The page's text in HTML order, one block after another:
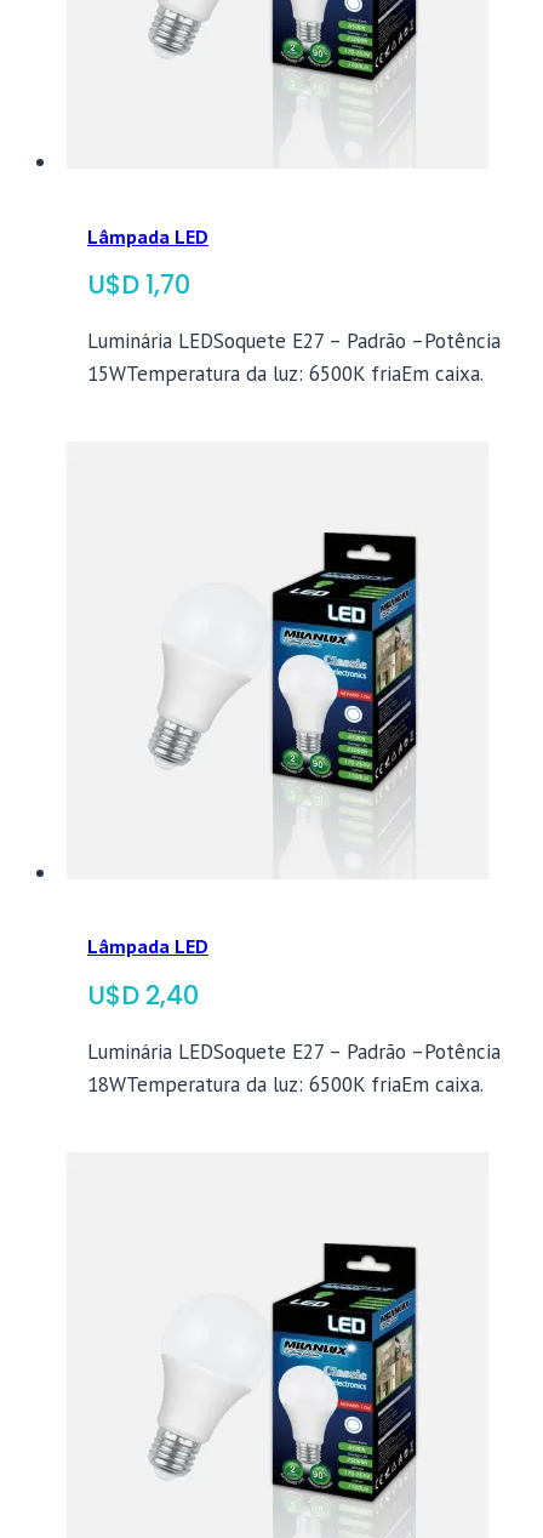
Lâmpada LED
$ 1,70
Luminária LEDSoquete E27 – Padrão –Potência
15WTemperatura da luz: 6500K friaEm caixa.
Lâmpada LED
$ 2,40
Luminária LEDSoquete E27 – Padrão –Potência
18WTemperatura da luz: 6500K friaEm caixa.